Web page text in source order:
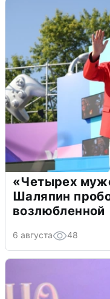
«Четырех
Шаляпин
возлюбленной
6 августа 48